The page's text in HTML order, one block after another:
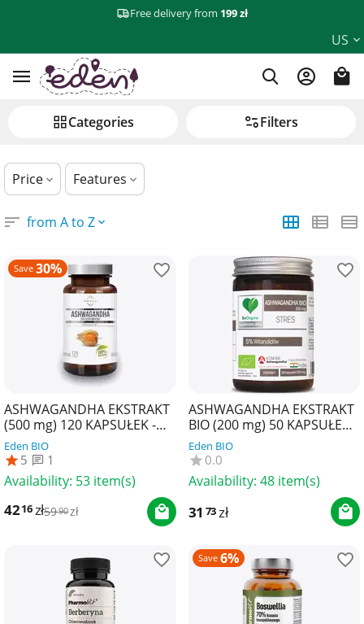
Free delivery from 199 zł
US
Сategories Filters
Price Features
from A to Z
Save 30%
ASHWAGANDHA EKSTRAKT
(500 mg) 120 KAPSUŁEK -
SOUL FARM
Eden BIO
5 1
Availability: 53 item(s)
4216zł5990zł
ASHWAGANDHA EKSTRAKT
BIO (200 mg) 50 KAPSUŁEK -
BE ORGANIC
Eden BIO
0.0
Availability: 48 item(s)
31 73zł
Save 6%